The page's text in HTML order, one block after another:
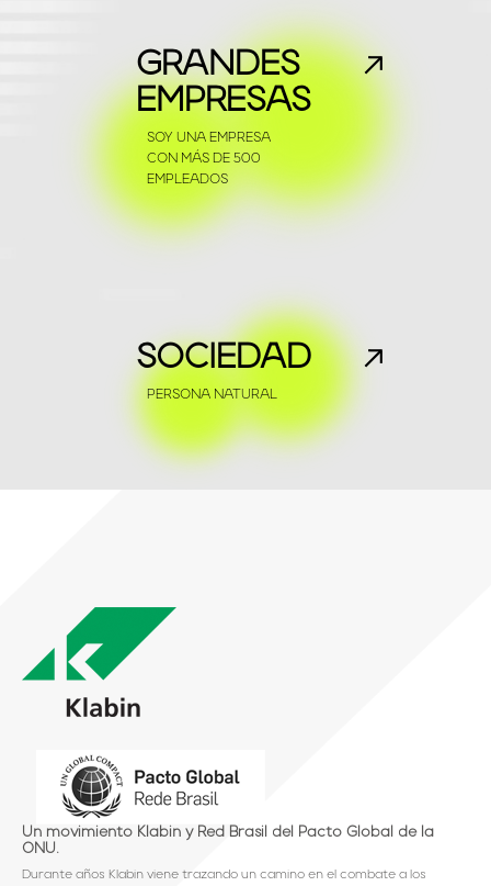
GRANDES
EMPRESAS
SOY UNA EMPRESA
CON MÁS DE 500
EMPLEADOS
SOCIEDAD
PERSONA NATURAL
Un movimiento Klabin y Red Brasil del Pacto Global de la
ONU.
Durante años Klabin viene trazando un camino en el combate a los